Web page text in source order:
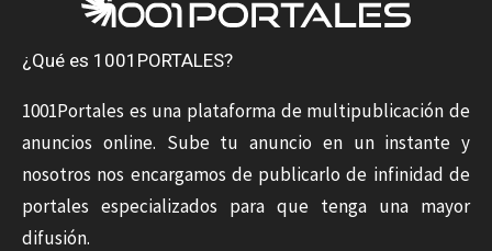
¿Qué es 1001PORTALES?
1001Portales es una plataforma de multipublicación de
anuncios online. Sube tu anuncio en un instante y
nosotros nos encargamos de publicarlo de infinidad de
portales especializados para que tenga una mayor
difusión.